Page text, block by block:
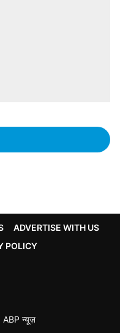
ADVERTISE WITH US
POLICY
ABP न्यूज़